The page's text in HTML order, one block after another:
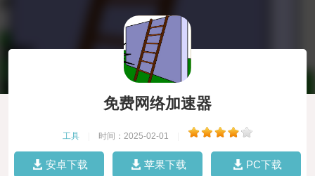
免费网络加速器
工具 时间：2025-02-01
安卓下载 苹果下载 PC下载